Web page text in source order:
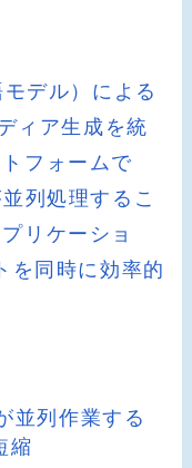
デル）による
ィア生成を統
フォームで
列処理するこ
リケーショ
を同時に効率的
並列作業する
縮